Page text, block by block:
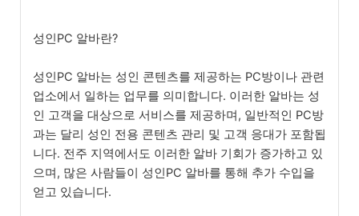
성인PC 알바란?
성인PC 알바는 성인 콘텐츠를 제공하는 PC방이나 관련
업소에서 일하는 업무를 의미합니다. 이러한 알바는 성
인 고객을 대상으로 서비스를 제공하며, 일반적인 PC방
과는 달리 성인 전용 콘텐츠 관리 및 고객 응대가 포함됩
니다. 전주 지역에서도 이러한 알바 기회가 증가하고 있
으며, 많은 사람들이 성인PC 알바를 통해 추가 수입을
얻고 있습니다.